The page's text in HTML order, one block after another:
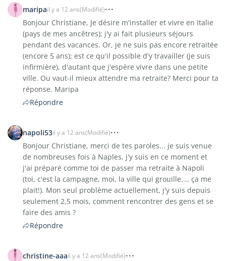
maripail y a 12 ans(Modifié)
Bonjour Christiane, Je désire m'installer et vivre en Italie
(pays de mes ancêtres); j'y ai fait plusieurs séjours
pendant des vacances. Or, je ne suis pas encore retraitée
(encore 5 ans); est ce qu'il possible d'y travailler (je suis
infirmière), d'autant que j'espère vivre dans une petite
ville. Ou vaut-il mieux attendre ma retraite? Merci pour ta
réponse. Maripa
Répondre
napoli53il y a 12 ans(Modifié)
Bonjour Christiane, merci de tes paroles... je suis venue
de nombreuses fois à Naples, j'y suis en ce moment et
j'ai préparé comme toi de passer ma retraite à Napoli
(toi, c'est la campagne, moi, la ville qui grouille.... ça me
plait!). Mon seul problème actuellement, j'y suis depuis
seulement 2,5 mois, comment rencontrer des gens et se
faire des amis ?
Répondre
christine-aaail y a 12 ans(Modifié)